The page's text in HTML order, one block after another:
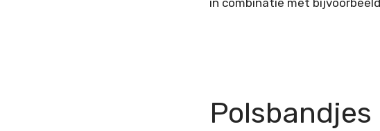
in combinatie met